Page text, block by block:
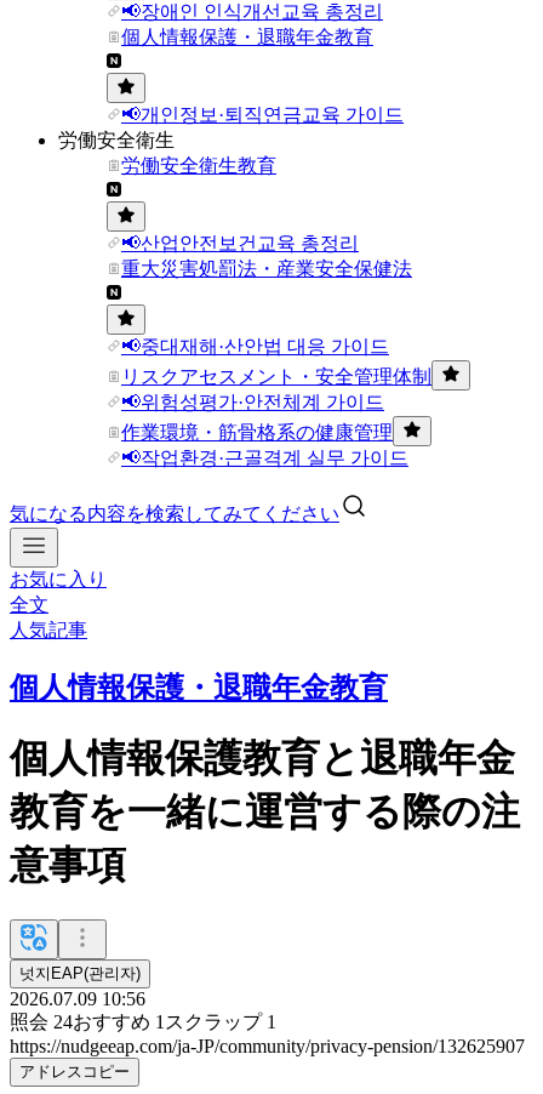
📢장애인 인식개선교육 총정리
個人情報保護・退職年金教育
📢개인정보·퇴직연금교육 가이드
労働安全衛生
労働安全衛生教育
📢산업안전보건교육 총정리
重大災害処罰法・産業安全保健法
📢중대재해·산안법 대응 가이드
リスクアセスメント・安全管理体制
📢위험성평가·안전체계 가이드
作業環境・筋骨格系の健康管理
📢작업환경·근골격계 실무 가이드
気になる内容を検索してみてください
お気に入り
全文
人気記事
個人情報保護・退職年金教育
個人情報保護教育と退職年金
教育を一緒に運営する際の注
意事項
넛지EAP(관리자)
2026.07.09 10:56
照会 24おすすめ 1 スクラップ 1
https://nudgeeap.com/ja-JP/community/privacy-pension/132625907
アドレスコピー